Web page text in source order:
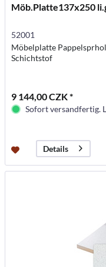
Möb.Platte137x250
52001
Möbelplatte
Schichtstof
9 144,00 CZK *
Sofort versandfertig.
Details